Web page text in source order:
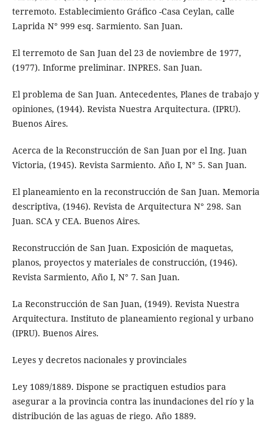
terremoto. Establecimiento Gráfico -Casa Ceylan, calle
Laprida N° 999 esq. Sarmiento. San Juan.
El terremoto de San Juan del 23 de noviembre de 1977,
(1977). Informe preliminar. INPRES. San Juan.
El problema de San Juan. Antecedentes, Planes de trabajo y
opiniones, (1944). Revista Nuestra Arquitectura. (IPRU).
Buenos Aires.
Acerca de la Reconstrucción de San Juan por el Ing. Juan
Victoria, (1945). Revista Sarmiento. Año I, N° 5. San Juan.
El planeamiento en la reconstrucción de San Juan. Memoria
descriptiva, (1946). Revista de Arquitectura N° 298. San
Juan. SCA y CEA. Buenos Aires.
Reconstrucción de San Juan. Exposición de maquetas,
planos, proyectos y materiales de construcción, (1946).
Revista Sarmiento, Año I, N° 7. San Juan.
La Reconstrucción de San Juan, (1949). Revista Nuestra
Arquitectura. Instituto de planeamiento regional y urbano
(IPRU). Buenos Aires.
Leyes y decretos nacionales y provinciales
Ley 1089/1889. Dispone se practiquen estudios para
asegurar a la provincia contra las inundaciones del río y la
distribución de las aguas de riego. Año 1889.